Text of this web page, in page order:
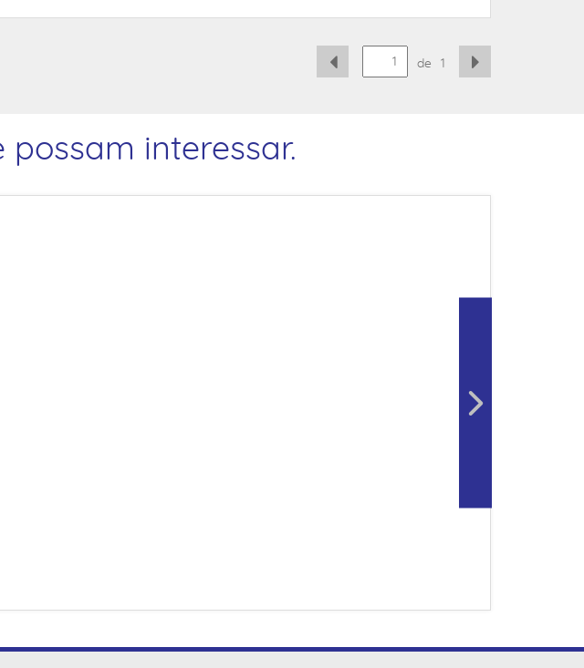
de 1
interessar.